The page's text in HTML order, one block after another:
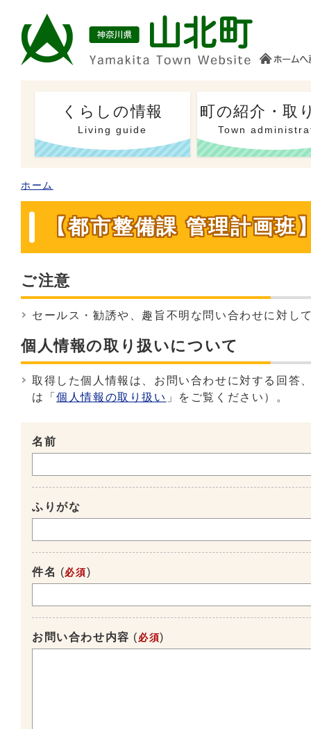
くらしの情報
Living guide
町の紹介・取
Town
ホーム
【都市整備課 管理計画班
ご注意
セールス・勧誘や、趣旨不明な問い合わせに対し
個人情報の取り扱いについて
取得した個人情報は、お問い合わせに対する回答
は「個人情報の取り扱い 」をご覧ください）。
名前
ふりがな
件名 (必須)
お問い合わせ内容 ( 必須)